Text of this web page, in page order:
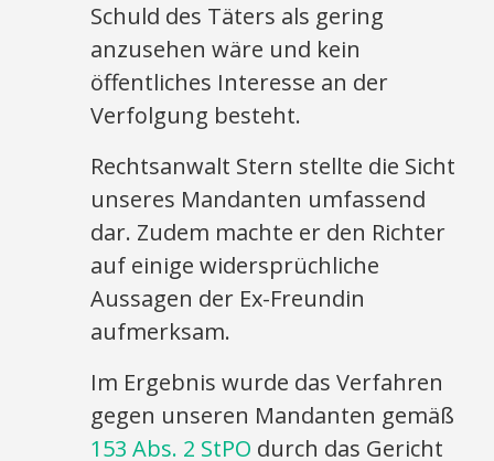
Schuld des Täters als gering
anzusehen wäre und kein
öffentliches Interesse an der
Verfolgung besteht.
Rechtsanwalt Stern stellte die Sicht
unseres Mandanten umfassend
dar. Zudem machte er den Richter
auf einige widersprüchliche
Aussagen der Ex-Freundin
aufmerksam.
Im Ergebnis wurde das Verfahren
gegen unseren Mandanten gemäß
153 Abs. 2 StPO durch das Gericht